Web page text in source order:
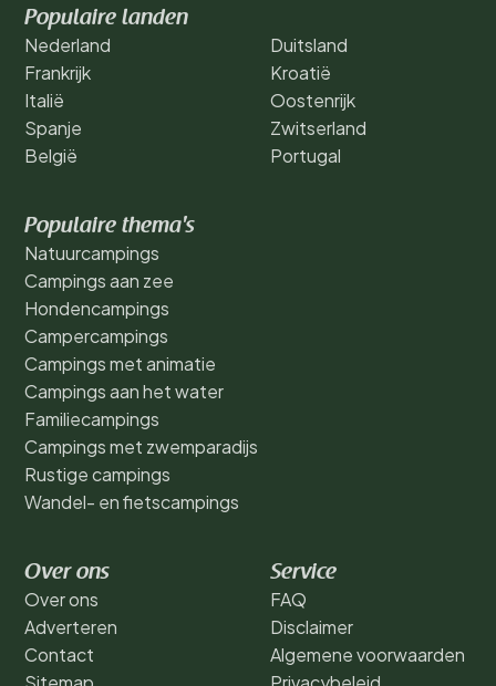
Populaire landen
Nederland
Frankrijk
Italië
Spanje
België
Duitsland
Kroatië
Oostenrijk
Zwitserland
Portugal
Populaire thema's
Natuurcampings
Campings aan zee
Hondencampings
Campercampings
Campings met animatie
Campings aan het water
Familiecampings
Campings met zwemparadijs
Rustige campings
Wandel- en fietscampings
Over ons
Over ons
Adverteren
Contact
Service
FAQ
Disclaimer
Algemene voorwaarden